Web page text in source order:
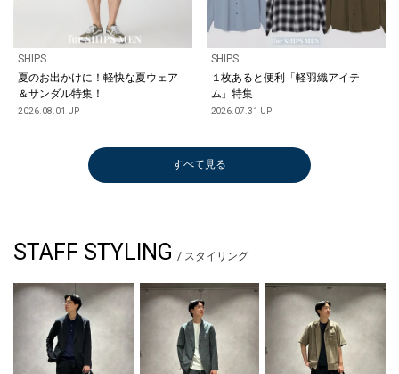
SHIPS
夏のお出かけに！軽快な夏ウェア
＆サンダル特集！
2026.08.01 UP
SHIPS
１枚あると便利「軽羽織アイテ
ム」特集
2026.07.31 UP
すべて見る
STAFF STYLING / スタイリング